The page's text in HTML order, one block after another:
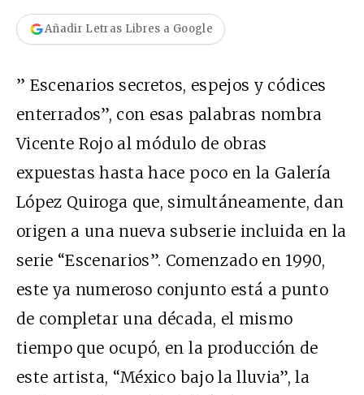
Añadir Letras Libres a Google
” Escenarios secretos, espejos y códices
enterrados”, con esas palabras nombra
Vicente Rojo al módulo de obras
expuestas hasta hace poco en la Galería
López Quiroga que, simultáneamente, dan
origen a una nueva subserie incluida en la
serie “Escenarios”. Comenzado en 1990,
este ya numeroso conjunto está a punto
de completar una década, el mismo
tiempo que ocupó, en la producción de
este artista, “México bajo la lluvia”, la